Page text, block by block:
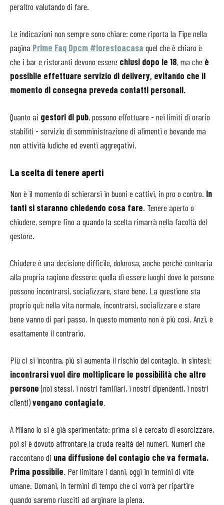
peraltro valutando di fare.
Le indicazioni non sempre sono chiare: come riporta la Fipe nella
pagina Prime Faq Dpcm #Iorestoacasa quel che è chiaro è
che i bar e ristoranti devono essere chiusi dopo le 18, ma che è
possibile effettuare servizio di delivery, evitando che il
momento di consegna preveda contatti personali.
Quanto ai gestori di pub, possono effettuare - nei limiti di orario
stabiliti - servizio di somministrazione di alimenti e bevande ma
non attività ludiche ed eventi aggregativi.
La scelta di tenere aperti
Non è il momento di schierarsi in buoni e cattivi, in pro o contro. In
tanti si staranno chiedendo cosa fare. Tenere aperto o
chiudere, sempre fino a quando la scelta rimarrà nella facoltà del
gestore.
Chiudere è una decisione difficile, dolorosa, anche perché contraria
alla propria ragione d’essere: quella di essere luoghi dove le persone
possono incontrarsi, socializzare, stare bene. La questione sta
proprio qui: nella vita normale, incontrarsi, socializzare e stare
bene vanno di pari passo. In questo momento non è più così. Anzi, è
esattamente il contrario.
Più ci si incontra, più si aumenta il rischio del contagio. In sintesi:
incontrarsi vuol dire moltiplicare le possibilità che altre
persone(noi stessi, i nostri familiari, i nostri dipendenti, i nostri
clienti)vengano contagiate.
A Milano lo si è già sperimentato: prima si è cercato di esorcizzare,
poi si è dovuto affrontare la cruda realtà dei numeri. Numeri che
raccontano di una diffusione del contagio che va fermata.
Prima possibile. Per limitare i danni, oggi in termini di vite
umane. Domani, in termini di tempo che ci vorrà per ripartire
quando saremo riusciti ad arginare la piena.